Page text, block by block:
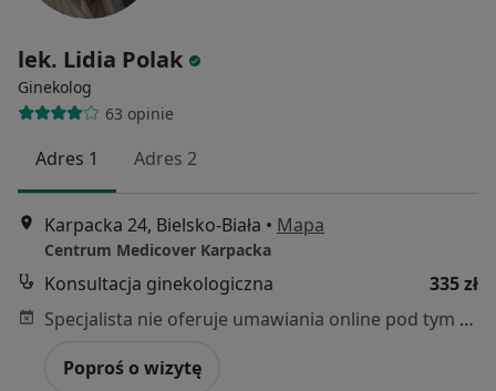
lek. Lidia Polak
Ginekolog
63 opinie
Adres 1 Adres 2
Karpacka 24, Bielsko-Biała • Mapa
Centrum Medicover Karpacka
Konsultacja ginekologiczna
335 zł
Specjalista nie oferuje umawiania online pod tym adresem.
Poproś o wizytę